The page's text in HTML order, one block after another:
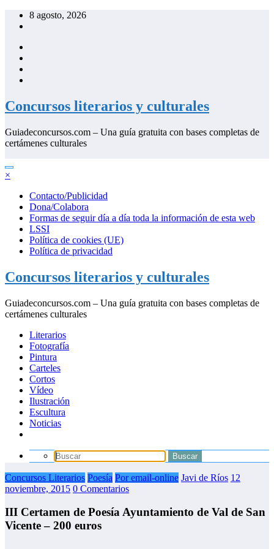
Saltar
8 agosto, 2026
Concursos literarios y culturales
Guiadeconcursos.com – Una guía gratuita con bases completas de
certámenes culturales
×
Contacto/Publicidad
Dona/Colabora
Formas de seguir día a día toda la información de esta web
LSSI
Política de cookies (UE)
Política de privacidad
Concursos literarios y culturales
Guiadeconcursos.com – Una guía gratuita con bases completas de
certámenes culturales
Literarios
Fotografía
Pintura
Carteles
Cortos
Vídeo
Ilustración
Escultura
Noticias
Concursos Literarios Poesía Por email-online Javi de Ríos 12
noviembre, 2015 0 Comentarios
III Certamen de Poesía Ayuntamiento de Val de San
Vicente – 200 euros